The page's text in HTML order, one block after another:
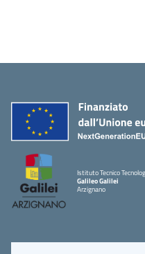
Istituto Tecnico
Galileo Galilei
Arzignano